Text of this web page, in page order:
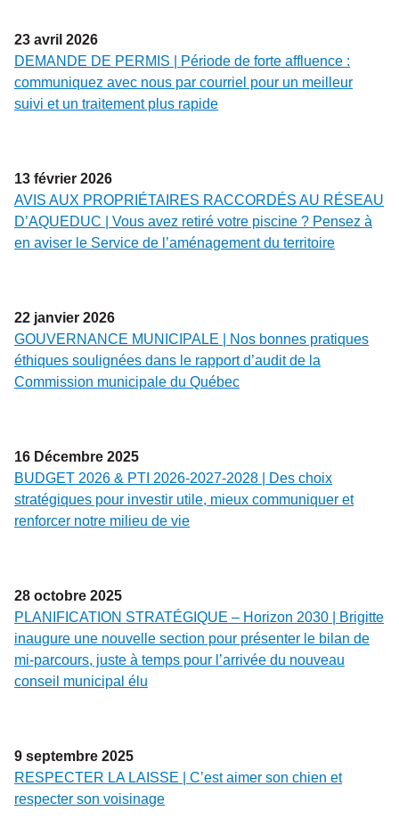
23 avril 2026
DEMANDE DE PERMIS | Période de forte affluence :
communiquez avec nous par courriel pour un meilleur
suivi et un traitement plus rapide
13 février 2026
AVIS AUX PROPRIÉTAIRES RACCORDÉS AU RÉSEAU
D’AQUEDUC | Vous avez retiré votre piscine ? Pensez à
en aviser le Service de l’aménagement du territoire
22 janvier 2026
GOUVERNANCE MUNICIPALE | Nos bonnes pratiques
éthiques soulignées dans le rapport d’audit de la
Commission municipale du Québec
16 Décembre 2025
BUDGET 2026 & PTI 2026-2027-2028 | Des choix
stratégiques pour investir utile, mieux communiquer et
renforcer notre milieu de vie
28 octobre 2025
PLANIFICATION STRATÉGIQUE – Horizon 2030 | Brigitte
inaugure une nouvelle section pour présenter le bilan de
mi-parcours, juste à temps pour l’arrivée du nouveau
conseil municipal élu
9 septembre 2025
RESPECTER LA LAISSE | C’est aimer son chien et
respecter son voisinage